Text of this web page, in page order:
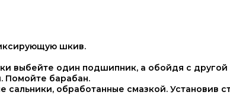
шкив.
выбейте один подшипник, а обойдя с другой
Помойте барабан.
обработанные смазкой. Установив